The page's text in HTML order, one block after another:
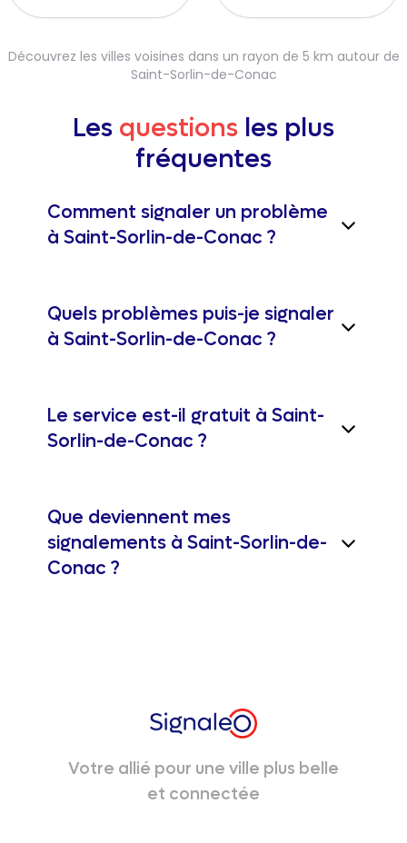
Découvrez les villes voisines dans un rayon de 5 km autour de
Saint-Sorlin-de-Conac
Les questions les plus
fréquentes
Comment signaler un problème
à Saint-Sorlin-de-Conac ?
Quels problèmes puis-je signaler
à Saint-Sorlin-de-Conac ?
Le service est-il gratuit à Saint-
Sorlin-de-Conac ?
Que deviennent mes
signalements à Saint-Sorlin-de-
Conac ?
Votre allié pour une ville plus belle
et connectée